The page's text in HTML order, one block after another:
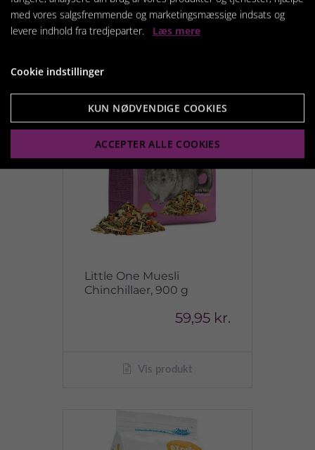
Relaterede produkter
Little One Muesli
Chinchillaer, 900 g
59,95 kr.
Vis produkt
med vores salgsfremmende og marketingsmæssige indsats og
levere indhold fra tredjeparter. Læs mere
Cookie indstillinger
KUN NØDVENDIGE COOKIES
ACCEPTER ALLE COOKIES